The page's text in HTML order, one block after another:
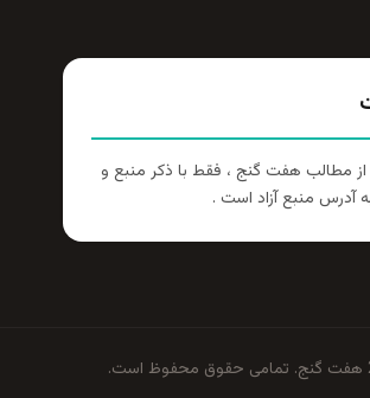
از مطالب هفت گنج ، فقط با ذکر منبع و
آدرس منبع آزاد است .